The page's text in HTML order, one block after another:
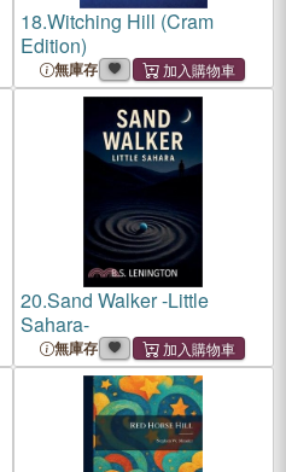
18.Witching Hill (Cram
Edition)
無庫存
20.Sand Walker -Little
Sahara-
無庫存